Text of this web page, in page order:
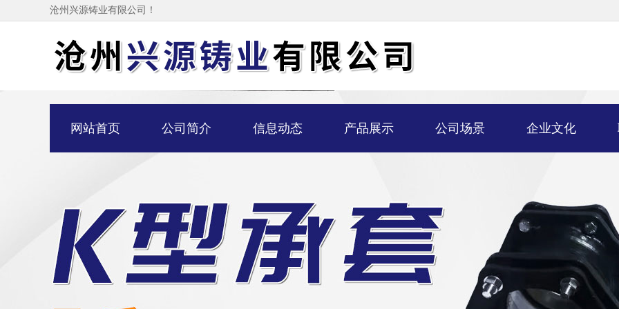
沧州兴源铸业有限公司！
网站首页 公司简介 信息动态 产品展示 公司场景 企业文化